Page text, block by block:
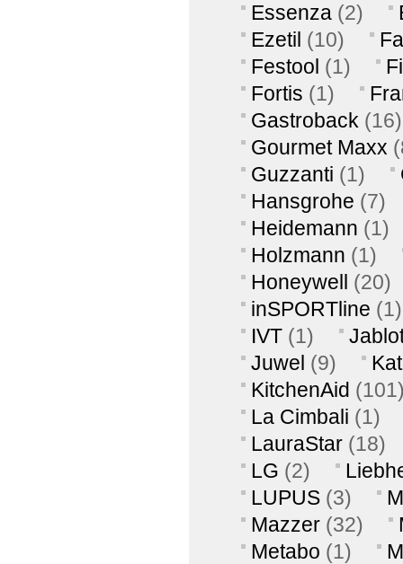
Essenza (2)
Ezetil (10)
Festool (1)
Fortis (1)
Gastroback (16)
Gourmet Maxx
Guzzanti (1)
Hansgrohe (7)
Heidemann (1)
Holzmann (1)
Honeywell (20)
inSPORTline (1)
IVT (1)
Juwel (9)
KitchenAid
La Cimbali (1)
LauraStar (18)
LG (2)
LUPUS (3)
Mazzer (32)
Metabo (1)